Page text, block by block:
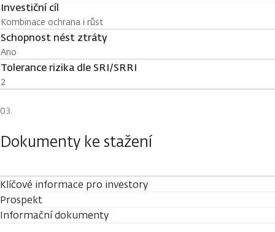
Investiční cíl
Kombinace ochrana i růst
Schopnost nést ztráty
Ano
Tolerance rizika dle SRI/SRRI
2
Dokumenty ke stažení
Klíčové informace pro investory
Prospekt
Informační dokumenty